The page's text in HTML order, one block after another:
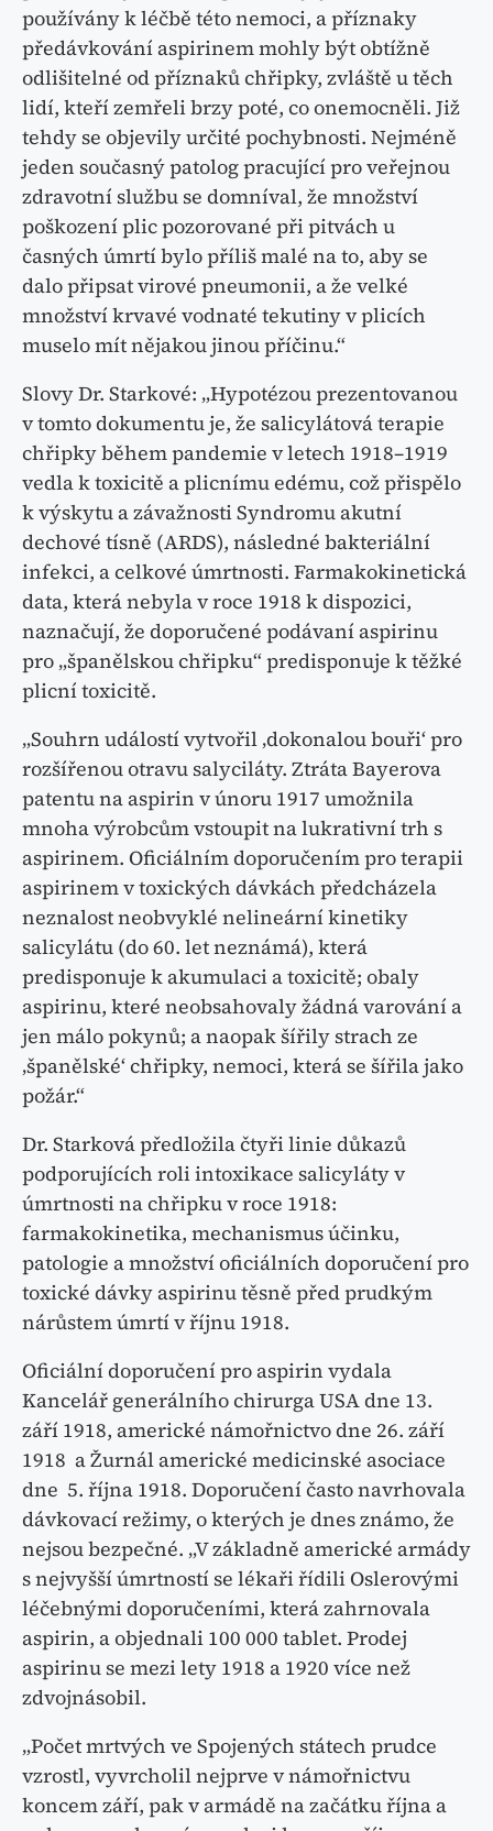
používány k léčbě této nemoci, a příznaky
předávkování aspirinem mohly být obtížně
odlišitelné od příznaků chřipky, zvláště u těch
lidí, kteří zemřeli brzy poté, co onemocněli. Již
tehdy se objevily určité pochybnosti. Nejméně
jeden současný patolog pracující pro veřejnou
zdravotní službu se domníval, že množství
poškození plic pozorované při pitvách u
časných úmrtí bylo příliš malé na to, aby se
dalo připsat virové pneumonii, a že velké
množství krvavé vodnaté tekutiny v plicích
muselo mít nějakou jinou příčinu.“
Slovy Dr. Starkové: „Hypotézou prezentovanou
v tomto dokumentu je, že salicylátová terapie
chřipky během pandemie v letech 1918–1919
vedla k toxicitě a plicnímu edému, což přispělo
k výskytu a závažnosti Syndromu akutní
dechové tísně (ARDS), následné bakteriální
infekci, a celkové úmrtnosti. Farmakokinetická
data, která nebyla v roce 1918 k dispozici,
naznačují, že doporučené podávaní aspirinu
pro „španělskou chřipku“ predisponuje k těžké
plicní toxicitě.
„Souhrn událostí vytvořil ‚dokonalou bouři‘ pro
rozšířenou otravu salyciláty. Ztráta Bayerova
patentu na aspirin v únoru 1917 umožnila
mnoha výrobcům vstoupit na lukrativní trh s
aspirinem. Oficiálním doporučením pro terapii
aspirinem v toxických dávkách předcházela
neznalost neobvyklé nelineární kinetiky
salicylátu (do 60. let neznámá), která
predisponuje k akumulaci a toxicitě; obaly
aspirinu, které neobsahovaly žádná varování a
jen málo pokynů; a naopak šířily strach ze
‚španělské‘ chřipky, nemoci, která se šířila jako
požár.“
Dr. Starková předložila čtyři linie důkazů
podporujících roli intoxikace salicyláty v
úmrtnosti na chřipku v roce 1918:
farmakokinetika, mechanismus účinku,
patologie a množství oficiálních doporučení pro
toxické dávky aspirinu těsně před prudkým
nárůstem úmrtí v říjnu 1918.
Oficiální doporučení pro aspirin vydala
Kancelář generálního chirurga USA dne 13.
září 1918, americké námořnictvo dne 26. září
1918 a Žurnál americké medicinské asociace
dne 5. října 1918. Doporučení často navrhovala
dávkovací režimy, o kterých je dnes známo, že
nejsou bezpečné. „V základně americké armády
s nejvyšší úmrtností se lékaři řídili Oslerovými
léčebnými doporučeními, která zahrnovala
aspirin, a objednali 100 000 tablet. Prodej
aspirinu se mezi lety 1918 a 1920 více než
zdvojnásobil.
„Počet mrtvých ve Spojených státech prudce
vzrostl, vyvrcholil nejprve v námořnictvu
koncem září, pak v armádě na začátku října a